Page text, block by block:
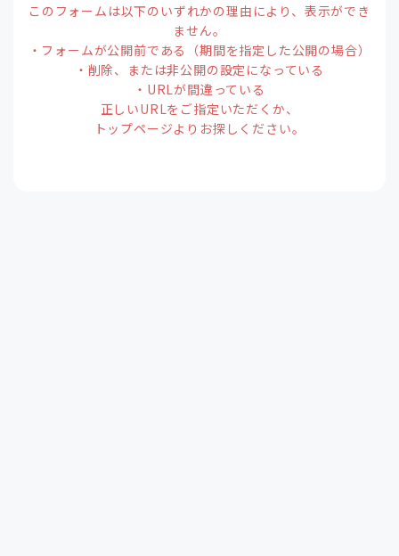
このフォームは以下のいずれかの理由により、表示ができ
ません。
・フォームが公開前である（期間を指定した公開の場合）
・削除、または非公開の設定になっている
・URLが間違っている
正しいURLをご指定いただくか、
トップページよりお探しください。